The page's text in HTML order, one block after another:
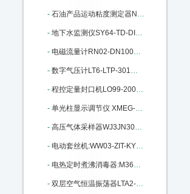
- 石油产品运动粘度测定器N150-265C：M384751
- 地下水监测仪SY64-TD-DIver-DI805：M405433
- 电磁流量计RN02-DN100库号：M405826
- 数字气压计LT6-LTP-301库号：M405827
- 程控定量封口机LO99-2009D库号：M17055
- 单光柱显示调节仪 XMEG-5000A库号：M22336
- 高压气体采样器WJ3JN3002-20-4L：M313198
- 电动套丝机:WW03-ZIT-KY01-50：M326588
- 电热定时煮沸消毒器:M361030库号：M361030
- 双层空气恒温振荡器LTA2-ET-9511K：M377986